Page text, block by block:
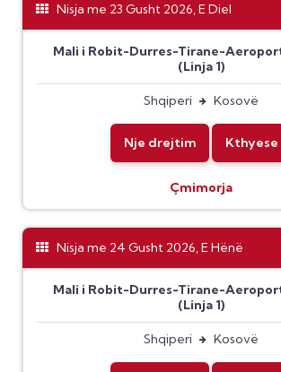
Nisja me 23 Gusht 2026, E Diel
Mali i Robit-Durres-Tirane-
(Linja 1)
Shqiperi Kosovë
Nje drejtim Kthyese
Çmimorja
Nisja me 24 Gusht 2026, E Hënë
Mali i Robit-Durres-Tirane-
(Linja 1)
Shqiperi Kosovë